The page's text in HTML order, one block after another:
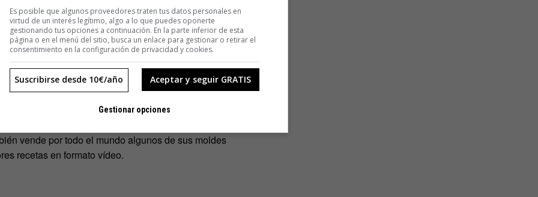
del producto no es menos importante que el
postres deben estar exquisitos: «Si el sabor deja algo
por muy bonito que sea».
que la han hecho merecedora de prestigio
tener «nuevas experiencias y oportunidades». Ha
Kazajistán, Uzbekistán y Rusia; y tiene
vende por todo el mundo algunos de sus moldes
recetas en formato vídeo.
Es posible que algunos proveedores traten tus datos personales en
virtud de un interés legítimo, algo a lo que puedes oponerte
gestionando tus opciones a continuación. En la parte inferior de esta
página o en el menú del sitio, busca un enlace para gestionar o retirar el
consentimiento en la configuración de privacidad y cookies.
Aceptar y seguir GRATIS
Suscribirse desde 10€/año
Gestionar opciones